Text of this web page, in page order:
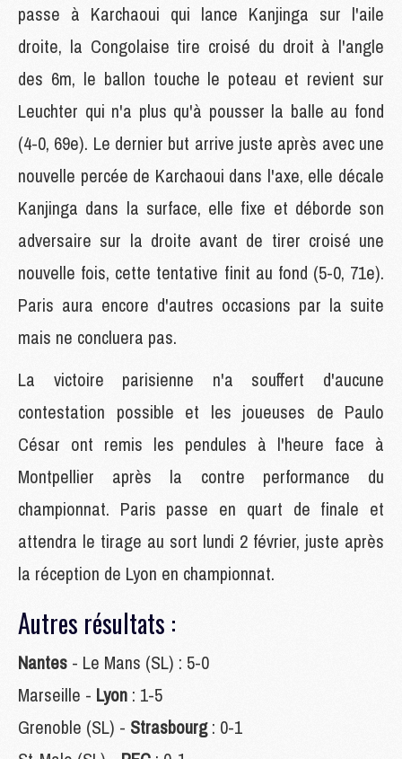
passe à Karchaoui qui lance Kanjinga sur l'aile
droite, la Congolaise tire croisé du droit à l'angle
des 6m, le ballon touche le poteau et revient sur
Leuchter qui n'a plus qu'à pousser la balle au fond
(4-0, 69e). Le dernier but arrive juste après avec une
nouvelle percée de Karchaoui dans l'axe, elle décale
Kanjinga dans la surface, elle fixe et déborde son
adversaire sur la droite avant de tirer croisé une
nouvelle fois, cette tentative finit au fond (5-0, 71e).
Paris aura encore d'autres occasions par la suite
mais ne concluera pas.
La victoire parisienne n'a souffert d'aucune
contestation possible et les joueuses de Paulo
César ont remis les pendules à l'heure face à
Montpellier après la contre performance du
championnat. Paris passe en quart de finale et
attendra le tirage au sort lundi 2 février, juste après
la réception de Lyon en championnat.
Autres résultats :
Nantes - Le Mans (SL) : 5-0
Marseille - Lyon : 1-5
Grenoble (SL) - Strasbourg: 0-1